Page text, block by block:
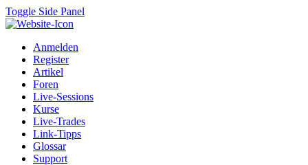
Toggle Side Panel
Anmelden
Register
Artikel
Foren
Live-Sessions
Kurse
Live-Trades
Link-Tipps
Glossar
Support